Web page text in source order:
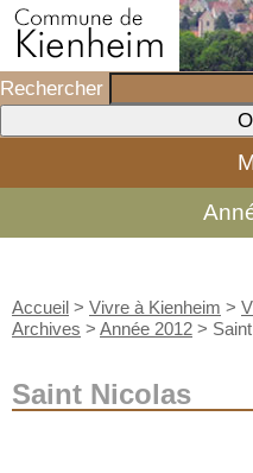
Rechercher
Accueil > Vivre à Kienheim >
Archives > Année 2012 >
Saint Nicolas